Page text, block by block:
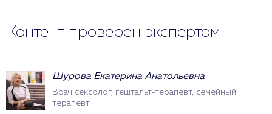
Контент проверен экспертом
Шурова Екатерина Анатольевна
Врач сексолог, гештальт-терапевт, семейный
терапевт